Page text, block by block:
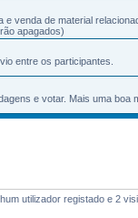
e venda de material
apagados)
entre os participantes.
e votar. Mais uma boa
utilizador registado e 2